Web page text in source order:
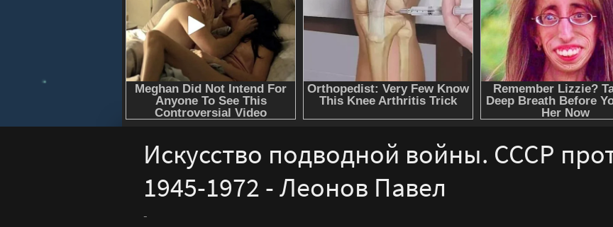
Искусство подводной войны. СССР
1945-1972 - Леонов Павел
-